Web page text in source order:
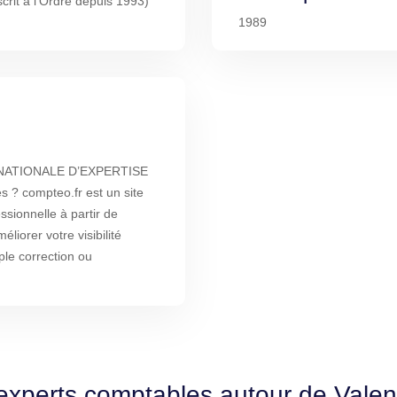
1989
D’EXPERTISE
? compteo.fr est un site
à partir de
votre visibilité
correction ou